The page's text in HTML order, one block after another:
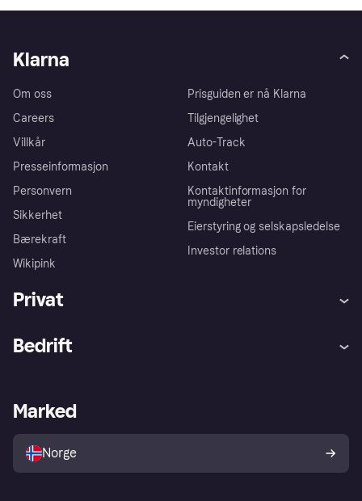
Klarna
Om oss
Careers
Villkår
Presseinformasjon
Personvern
Sikkerhet
Bærekraft
Wikipink
Prisguiden er nå Klarna
Tilgjengelighet
Auto-Track
Kontakt
Kontaktinformasjon for
myndigheter
Eierstyring og selskapsledelse
Investor relations
Privat
Utforsk butikker
Bedrift
Merchant portal
Marked
Norge